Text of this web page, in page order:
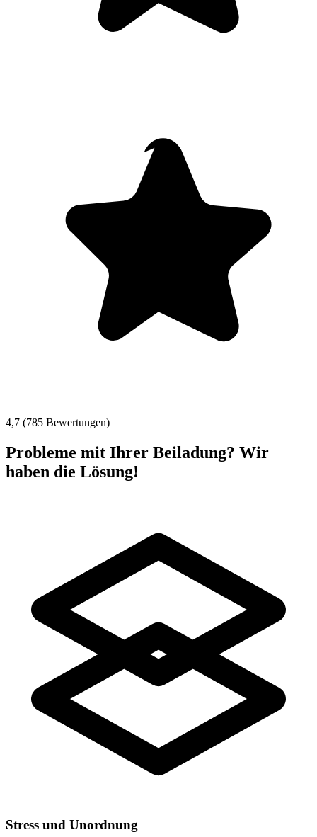
4,7 (785 Bewertungen)
Probleme mit Ihrer Beiladung? Wir
haben die Lösung!
Stress und Unordnung